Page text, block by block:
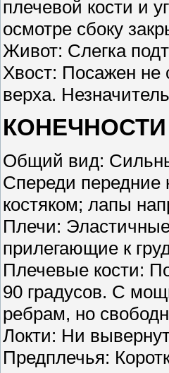
плечевой кости и
осмотре сбоку
Живот: Слегка
Хвост: Посажен не
верха.
Общий вид:
Спереди передние
костяком; лапы
Плечи:
прилегающие к
Плечевые кости:
90 градусов. С
ребрам, но
Локти: Ни
Предплечья: